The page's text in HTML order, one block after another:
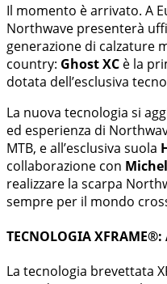
Il momento è arrivato. A
Northwave presenterà
generazione di calzature
country: Ghost XC è la
dotata dell’esclusiva
La nuova tecnologia si
ed esperienza di
MTB, e all’esclusiva suola
collaborazione con
realizzare la scarpa
sempre per il mondo
TECNOLOGIA
La tecnologia brevettata